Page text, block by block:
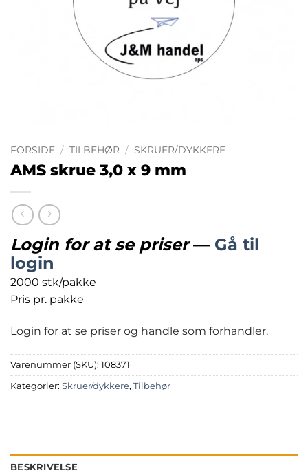
FORSIDE / TILBEHØR / SKRUER/DYKKERE
AMS skrue 3,0 x 9 mm
Login for at se priser— Gå til
login
2000 stk/pakke
Pris pr. pakke
Login for at se priser og handle som forhandler.
Varenummer (SKU): 108371
Kategorier: Skruer/dykkere, Tilbehør
BESKRIVELSE